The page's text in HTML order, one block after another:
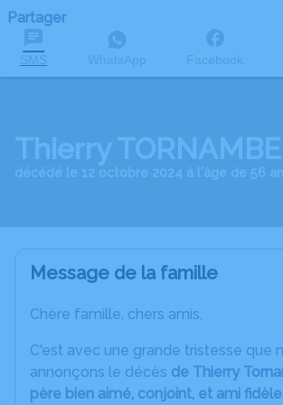
Partager
Message de la famille
Chère famille, chers amis,
C'est avec une grande tristesse que
annonçons le décès de Thierry
père bien aimé, conjoint, et ami fidèle